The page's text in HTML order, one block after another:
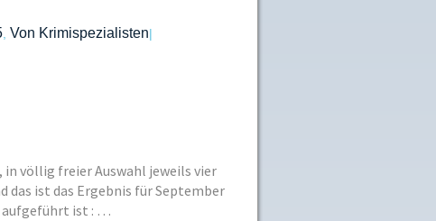
, Von Krimispezialisten|
völlig freier Auswahl jeweils vier
das ist das Ergebnis für September
aufgeführt ist : …